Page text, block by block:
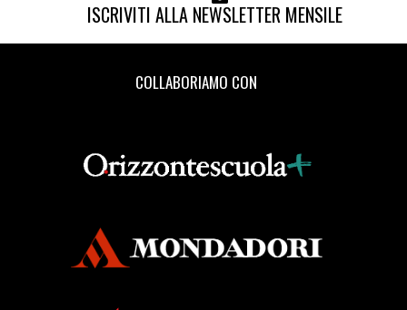
ISCRIVITI ALLA NEWSLETTER MENSILE
COLLABORIAMO CON